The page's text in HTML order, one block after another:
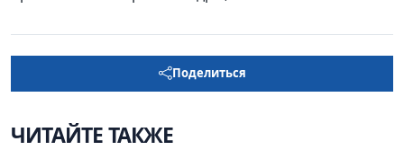
Поделиться
ЧИТАЙТЕ ТАКЖЕ